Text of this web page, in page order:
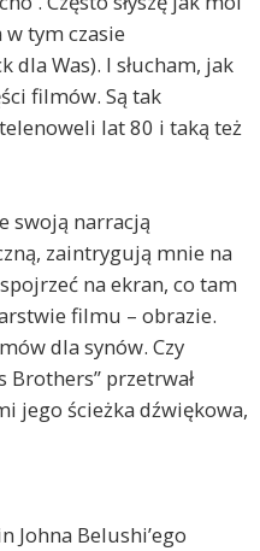
tym czasie
Was). I słucham, jak
filmów. Są tak
lat 80 i taką też
swoją narracją
zaintrygują mnie na
na ekran, co tam
filmu – obrazie.
dla synów. Czy
Brothers” przetrwał
jego ścieżka dźwiękowa,
Johna Belushi’ego